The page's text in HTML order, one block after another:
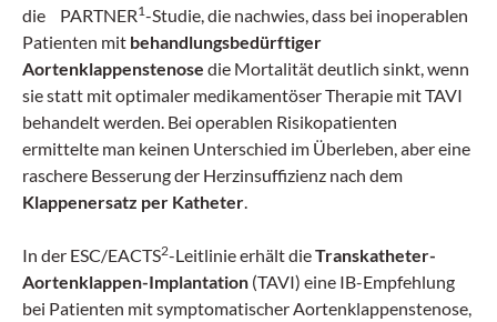
die PARTNER1-Studie, die nachwies, dass bei inoperablen
Patienten mit behandlungsbedürftiger
Aortenklappenstenose die Mortalität deutlich sinkt, wenn
sie statt mit optimaler medikamentöser Therapie mit TAVI
behandelt werden. Bei operablen Risikopatienten
ermittelte man keinen Unterschied im Überleben, aber eine
raschere Besserung der Herzinsuffizienz nach dem
Klappenersatz per Katheter
In der ESC/EACTS2-Leitlinie erhält dieTranskatheter-
Aortenklappen-Implantation (TAVI) eine IB-Empfehlung
bei Patienten mit symptomatischer Aortenklappenstenose,